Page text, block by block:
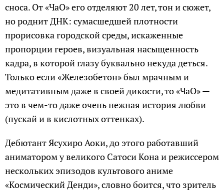
сноса. От «ЧаО» его отделяют 20 лет, тон и сюжет,
но роднит ДНК: сумасшедшей плотности
прорисовка городской среды, искаженные
пропорции героев, визуальная насыщенность
кадра, в которой глазу буквально некуда деться.
Только если «Железобетон» был мрачным и
медитативным даже в своей дикости, то «ЧаО» —
это в чем-то даже очень нежная история любви
(пускай и в кислотных оттенках).
Дебютант Ясухиро Аоки, до этого работавший
аниматором у великого Сатоси Кона и режиссером
нескольких эпизодов культового аниме
«Космический Денди», словно боится, что зритель